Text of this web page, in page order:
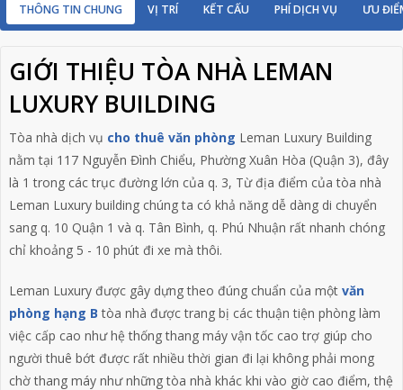
THÔNG TIN CHUNG VỊ TRÍ KẾT CẤU PHÍ DỊCH VỤ ƯU
GIỚI THIỆU TÒA NHÀ LEMAN
LUXURY BUILDING
Tòa nhà dịch vụ cho thuê văn phòng Leman Luxury Building
nằm tại 117 Nguyễn Đình Chiểu, Phường Xuân Hòa (Quận 3), đây
là 1 trong các trục đường lớn của q. 3, Từ địa điểm của tòa nhà
Leman Luxury building chúng ta có khả năng dễ dàng di chuyển
sang q. 10 Quận 1 và q. Tân Bình, q. Phú Nhuận rất nhanh chóng
chỉ khoảng 5 - 10 phút đi xe mà thôi.
Leman Luxury được gây dựng theo đúng chuẩn của một văn
phòng hạng B tòa nhà được trang bị các thuận tiện phòng làm
việc cấp cao như hệ thống thang máy vận tốc cao trợ giúp cho
người thuê bớt được rất nhiều thời gian đi lại không phải mong
chờ thang máy như những tòa nhà khác khi vào giờ cao điểm, thệ